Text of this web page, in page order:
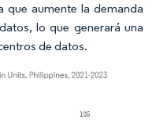
aumente la demanda
lo que generará una
de datos.